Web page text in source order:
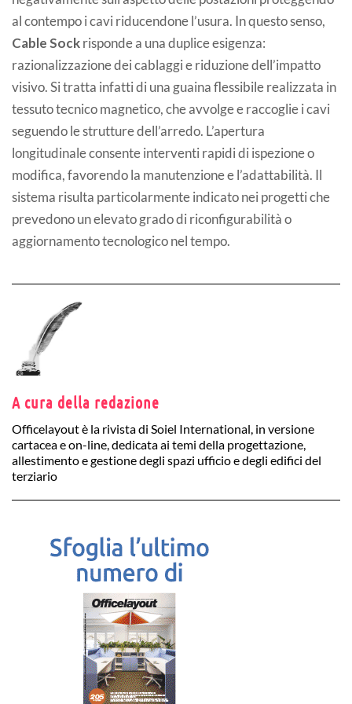
al contempo i cavi riducendone l’usura. In questo senso,
Cable Sockrisponde a una duplice esigenza:
razionalizzazione dei cablaggi e riduzione dell’impatto
visivo. Si tratta infatti di una guaina flessibile realizzata in
tessuto tecnico magnetico, che avvolge e raccoglie i cavi
seguendo le strutture dell’arredo. L’apertura
longitudinale consente interventi rapidi di ispezione o
modifica, favorendo la manutenzione e l’adattabilità. Il
sistema risulta particolarmente indicato nei progetti che
prevedono un elevato grado di riconfigurabilità o
aggiornamento tecnologico nel tempo.
A cura della redazione
Officelayout è la rivista di Soiel International, in versione
cartacea e on-line, dedicata ai temi della progettazione,
allestimento e gestione degli spazi ufficio e degli edifici del
terziario